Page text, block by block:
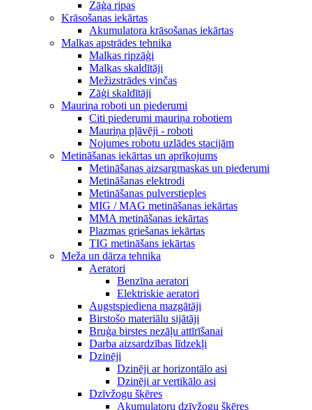
Zāģa ripas
Krāsošanas iekārtas
Akumulatora krāsošanas iekārtas
Malkas apstrādes tehnika
Malkas ripzāģi
Malkas skaldītāji
Mežizstrādes vinčas
Zāģi skaldītāji
Mauriņa roboti un piederumi
Citi piederumi mauriņa robotiem
Mauriņa pļāvēji - roboti
Nojumes robotu uzlādes stacijām
Metināšanas iekārtas un aprīkojums
Metināšanas aizsargmaskas un piederumi
Metināšanas elektrodi
Metināšanas pulverstieples
MIG / MAG metināšanas iekārtas
MMA metināšanas iekārtas
Plazmas griešanas iekārtas
TIG metināšans iekārtas
Meža un dārza tehnika
Aeratori
Benzīna aeratori
Elektriskie aeratori
Augstspiediena mazgātāji
Birstošo materiālu sijātāji
Bruģa birstes nezāļu attīrīšanai
Darba aizsardzības līdzekļi
Dzinēji
Dzinēji ar horizontālo asi
Dzinēji ar vertikālo asi
Dzīvžogu šķēres
Akumulatoru dzīvžogu šķēres